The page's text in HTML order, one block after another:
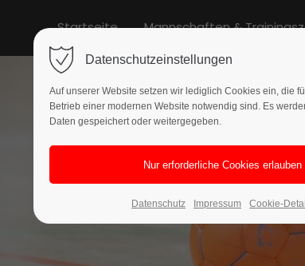
Der Eintrag "offcanvas-col2" existiert
leider nicht.
Der
Startseite Mannschaften &
Datenschutzeinstellungen
Auf unserer Website setzen wir lediglich Cookies ein, die
Betrieb einer modernen Website notwendig sind. Es
Daten gespeichert oder weitergegeben.
Datenschutz Impressum Cookie-